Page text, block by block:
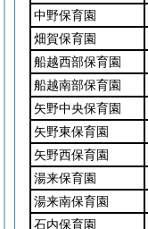
中野保育園
畑賀保育園
船越西部保育園
船越南部保育園
矢野中央保育園
矢野東保育園
矢野西保育園
湯来保育園
湯来南保育園
石内保育園